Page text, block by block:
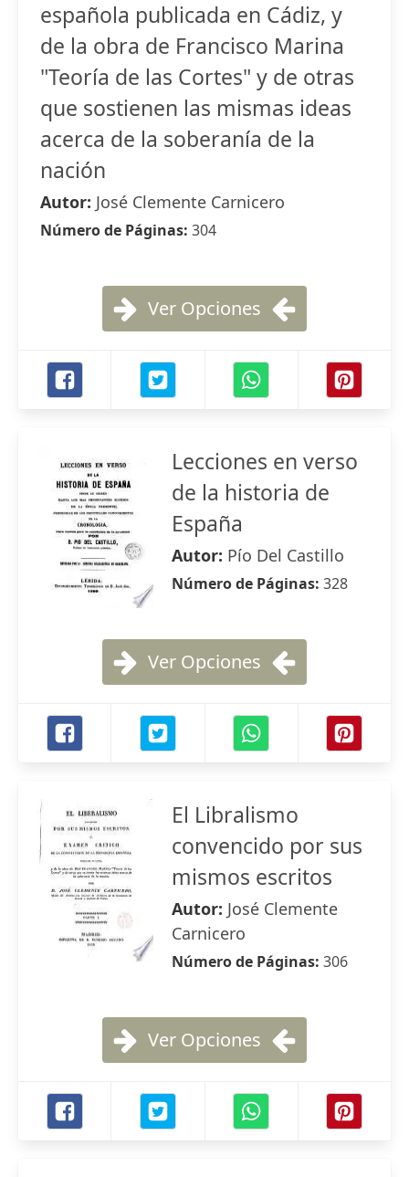
española publicada en Cádiz, y
de la obra de Francisco Marina
"Teoría de las Cortes" y de otras
que sostienen las mismas ideas
acerca de la soberanía de la
nación
Autor: José Clemente Carnicero
Número de Páginas: 304
Ver Opciones
Lecciones en verso
de la historia de
España
Autor: Pío Del Castillo
Número de Páginas: 328
Ver Opciones
El Libralismo
convencido por sus
mismos escritos
Autor: José Clemente
Carnicero
Número de Páginas: 306
Ver Opciones